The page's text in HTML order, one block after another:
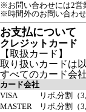
※お問い合わせには2営
※時間外のお問い合わ
お支払について
クレジットカード
【取扱カード】
取り扱いカードは
すべてのカード会
カード会社
VISA
リボ,分割（
MASTER
リボ,分割（